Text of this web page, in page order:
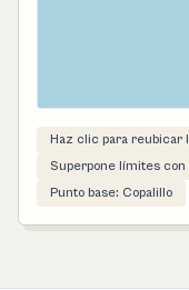
Haz clic para reubicar
Superpone límites
Punto base: Copalillo